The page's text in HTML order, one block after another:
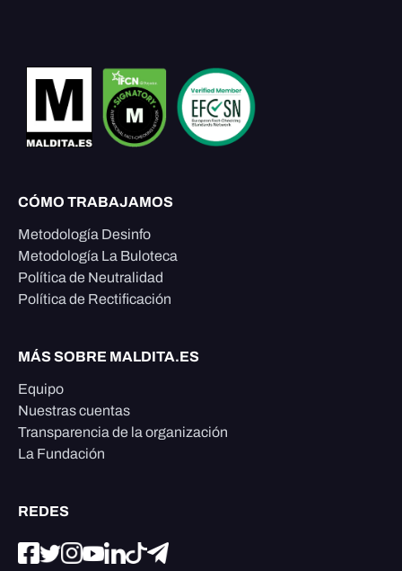
CÓMO TRABAJAMOS
Metodología Desinfo
Metodología La Buloteca
Política de Neutralidad
Política de Rectificación
MÁS SOBRE MALDITA.ES
Equipo
Nuestras cuentas
Transparencia de la organización
La Fundación
REDES